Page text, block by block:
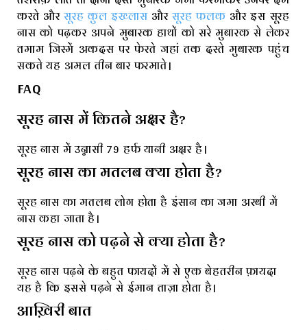
करते औरसूरह कुल इख्लास औरसूरह फलक और इस सूरह
नास को पढ़कर अपने मुबारक हाथों को सरे मुबारक से लेकर
तमाम जिस्में अकदस पर फेरते जहां तक दस्ते मुबारक पहुंच
सकते यह अमल तीन बार फरमाते।
FAQ
सूरह नास में कितने अक्षर है?
सूरह नास में उन्नासी 79 हर्फ यानी अक्षर है।
सूरह नास का मतलब क्या होता है?
सूरह नास का मतलब लोग होता है इंसान का जमा अरबी में
नास कहा जाता है।
सूरह नास को पढ़ने से क्या होता है?
सूरह नास पढ़ने के बहुत फायदों में से एक बेहतरीन फ़ायदा
यह है कि इससे पढ़ने से ईमान ताज़ा होता है।
आख़िरी बात